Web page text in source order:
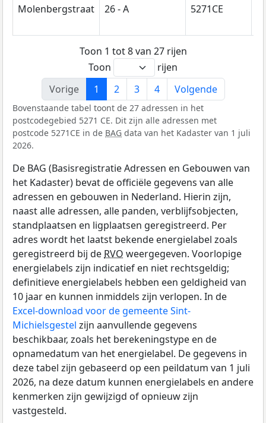
Molenbergstraat 26 - A 5271CE
Toon 1 tot 8 van 27 rijen
Toon
rijen
Vorige
1 2 3 4 Volgende
Bovenstaande tabel toont de 27 adressen in het
postcodegebied 5271 CE. Dit zijn alle adressen met
postcode 5271CE in de BAG data van het Kadaster van 1 juli
2026.
De BAG (Basisregistratie Adressen en Gebouwen van
het Kadaster) bevat de officiële gegevens van alle
adressen en gebouwen in Nederland. Hierin zijn,
naast alle adressen, alle panden, verblijfsobjecten,
standplaatsen en ligplaatsen geregistreerd. Per
adres wordt het laatst bekende energielabel zoals
geregistreerd bij de RVO weergegeven. Voorlopige
energielabels zijn indicatief en niet rechtsgeldig;
definitieve energielabels hebben een geldigheid van
10 jaar en kunnen inmiddels zijn verlopen. In de
Excel-download voor de gemeente Sint-
Michielsgestel zijn aanvullende gegevens
beschikbaar, zoals het berekeningstype en de
opnamedatum van het energielabel. De gegevens in
deze tabel zijn gebaseerd op een peildatum van 1 juli
2026, na deze datum kunnen energielabels en andere
kenmerken zijn gewijzigd of opnieuw zijn
vastgesteld.